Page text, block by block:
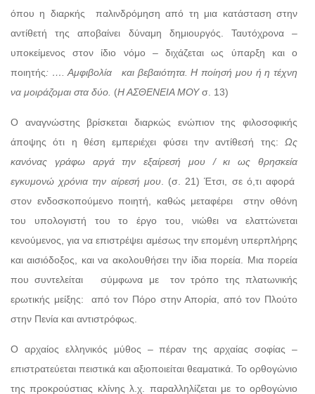
όπου η διαρκής παλινδρόμηση από τη μια κατάσταση στην
αντίθετή της αποβαίνει δύναμη δημιουργός. Ταυτόχρονα –
υποκείμενος στον ίδιο νόμο – διχάζεται ως ύπαρξη και ο
ποιητής: …. Αμφιβολία και βεβαιότητα. Η ποίησή μου ή η τέχνη
να μοιράζομαι στα δύο. (Η ΑΣΘΕΝΕΙΑ ΜΟΥσ. 13)
Ο αναγνώστης βρίσκεται διαρκώς ενώπιον της φιλοσοφικής
άποψης ότι η θέση εμπεριέχει φύσει την αντίθεσή της: Ως
κανόνας γράφω αργά την εξαίρεσή μου / κι ως θρησκεία
εγκυμονώ χρόνια την αίρεσή μου . (σ. 21) Έτσι, σε ό,τι αφορά
στον ενδοσκοπούμενο ποιητή, καθώς μεταφέρει στην οθόνη
του υπολογιστή του το έργο του, νιώθει να ελαττώνεται
κενούμενος, για να επιστρέψει αμέσως την επομένη υπερπλήρης
και αισιόδοξος, και να ακολουθήσει την ίδια πορεία. Μια πορεία
που συντελείται σύμφωνα με τον τρόπο της πλατωνικής
ερωτικής μείξης: από τον Πόρο στην Απορία, από τον Πλούτο
στην Πενία και αντιστρόφως.
Ο αρχαίος ελληνικός μύθος – πέραν της αρχαίας σοφίας –
επιστρατεύεται πειστικά και αξιοποιείται θεαματικά. Το ορθογώνιο
της προκρούστιας κλίνης λ.χ. παραλληλίζεται με το ορθογώνιο